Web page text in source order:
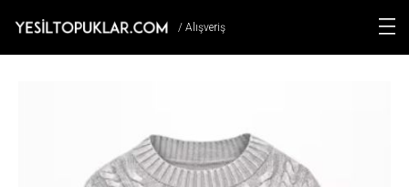
/ Alışveriş